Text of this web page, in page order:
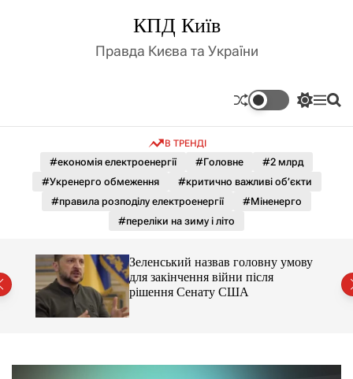
д
КПД Київ
Правда Києва та України
П
м
к
а
ь
М П
В ТРЕНДІ
#економія електроенергії #Головне
#2 млрд
#Укренерго обмеження
#критично важливі об’єкти
#правила розподілу електроенергії
#Міненерго
#переліки на зиму і літо
Зеленський назвав головну умову
для закінчення війни після
рішення Сенату США